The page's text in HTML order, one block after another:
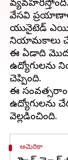
వ్యవహరిస్తోంది.
వేసవి
యునైటెడ్
నియామకాలు
ఈ ఏడాది మొదటి
ఉద్యోగులను
చెప్పింది.
ఈ
ఉద్యోగులను
అమెరికా